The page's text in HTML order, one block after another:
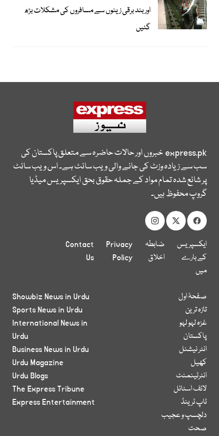
اور بند برقی زینوں سے مسافروں کی مشکلات بڑھ
گئیں
express.pkخبروں اور حالات حاضرہ سے متعلق پاکستان کی
سب سے زیادہ وزٹ کی جانے والی ویب سائٹ ہے۔ اس ویب سائٹ
پر شائع شدہ تمام مواد کے جملہ حقوق بحق ایکسپریس میڈیا
گروپ محفوظ ہیں۔
ایکسپریس
کے بارے
میں
ضابطہ
اخلاق
Privacy
Policy
Contact
Us
صفحۂ اول
تازہ ترین
غزہ لہو لہو
پاکستان
انٹر نیشنل
کھیل
انٹرٹینمنٹ
لائف اسٹائل
ٹاپ ٹرینڈ
دلچسپ و عجیب
صحت
Showbiz News in Urdu
Sports News in Urdu
International News in
Urdu
Business News in Urdu
Urdu Magazine
Urdu Blogs
The Express Tribune
Express Entertainment